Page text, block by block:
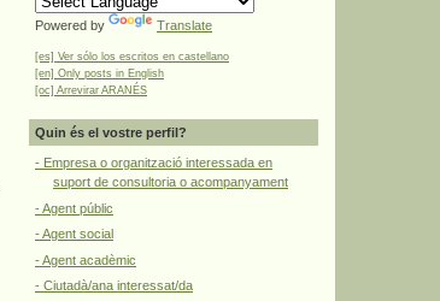
Powered by Translate
[es] Ver sólo los escritos en castellano
[en] Only posts in English
[oc] Arrevirar ARANÉS
Quin és el vostre perfil?
- Empresa o organització interessada en
suport de consultoria o acompanyament
- Agent públic
- Agent social
- Agent acadèmic
- Ciutadà/ana interessat/da